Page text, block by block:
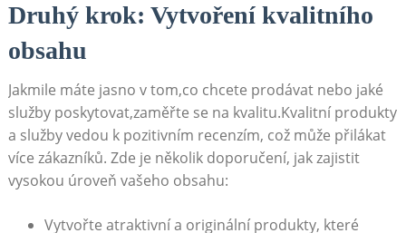
Druhý krok: Vytvoření kvalitního
obsahu
Jakmile máte jasno v tom,co chcete prodávat nebo jaké
služby poskytovat,zaměřte se na kvalitu.Kvalitní produkty
a služby vedou k pozitivním recenzím, což může přilákat
více zákazníků. Zde je několik doporučení, jak zajistit
vysokou úroveň vašeho obsahu:
Vytvořte atraktivní a originální produkty, které